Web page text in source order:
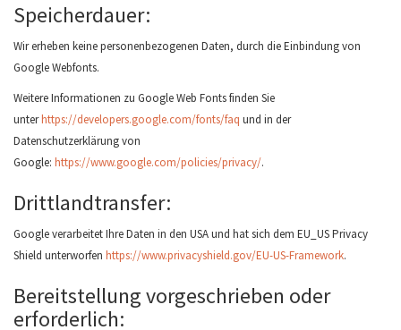
Speicherdauer:
Wir erheben keine personenbezogenen Daten, durch die Einbindung von
Google Webfonts.
Weitere Informationen zu Google Web Fonts finden Sie
unterhttps://developers.google.com/fonts/faq und in der
Datenschutzerklärung von
Google: https://www.google.com/policies/privacy/.
Drittlandtransfer:
Google verarbeitet Ihre Daten in den USA und hat sich dem EU_US Privacy
Shield unterworfen https://www.privacyshield.gov/EU-US-Framework.
Bereitstellung vorgeschrieben oder
erforderlich: